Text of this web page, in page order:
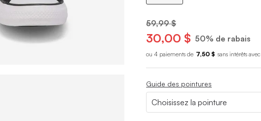
59,99 $
30,00 $ 50% de rabais
ou 4 paiements de 7,50 $ sans intérêts avec
Guide des pointures